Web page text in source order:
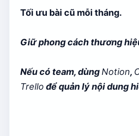
Tối ưu bài cũ mỗi tháng.
Giữ phong cách thương
Nếu có team, dùng Notion,
Trello để quản lý nội dung